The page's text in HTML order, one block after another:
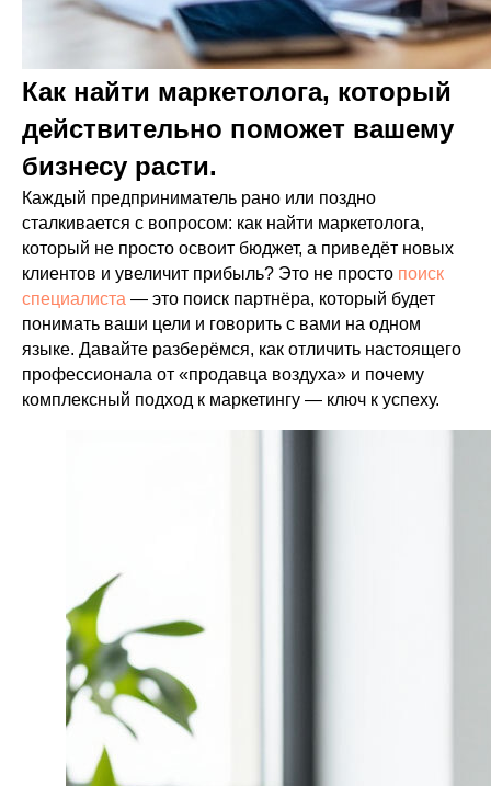
Как найти маркетолога, который
действительно поможет вашему
бизнесу расти.
Каждый предприниматель рано или поздно
сталкивается с вопросом: как найти маркетолога,
который не просто освоит бюджет, а приведёт новых
клиентов и увеличит прибыль? Это не просто поиск
специалиста — это поиск партнёра, который будет
понимать ваши цели и говорить с вами на одном
языке. Давайте разберёмся, как отличить настоящего
профессионала от «продавца воздуха» и почему
комплексный подход к маркетингу — ключ к успеху.